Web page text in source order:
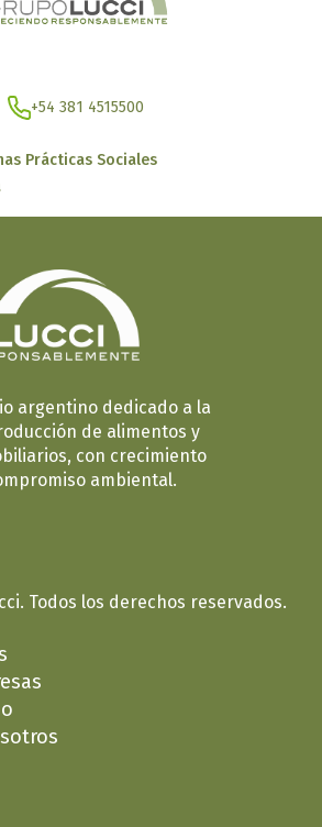
+54 381 4515500
Prácticas Sociales
argentino dedicado a la
de alimentos y
con crecimiento
ambiental.
Todos los derechos reservados.